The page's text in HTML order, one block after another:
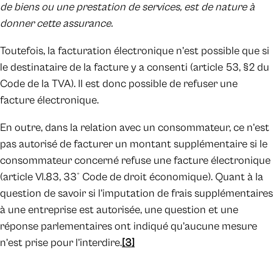
de biens ou une prestation de services, est de nature à
donner cette assurance.
Toutefois, la facturation électronique n’est possible que si
le destinataire de la facture y a consenti (article 53, §2 du
Code de la TVA). Il est donc possible de refuser une
facture électronique.
En outre, dans la relation avec un consommateur, ce n’est
pas autorisé de facturer un montant supplémentaire si le
consommateur concerné refuse une facture électronique
(article VI.83, 33° Code de droit économique). Quant à la
question de savoir si l’imputation de frais supplémentaires
à une entreprise est autorisée, une question et une
réponse parlementaires ont indiqué qu’aucune mesure
n’est prise pour l’interdire.[3]